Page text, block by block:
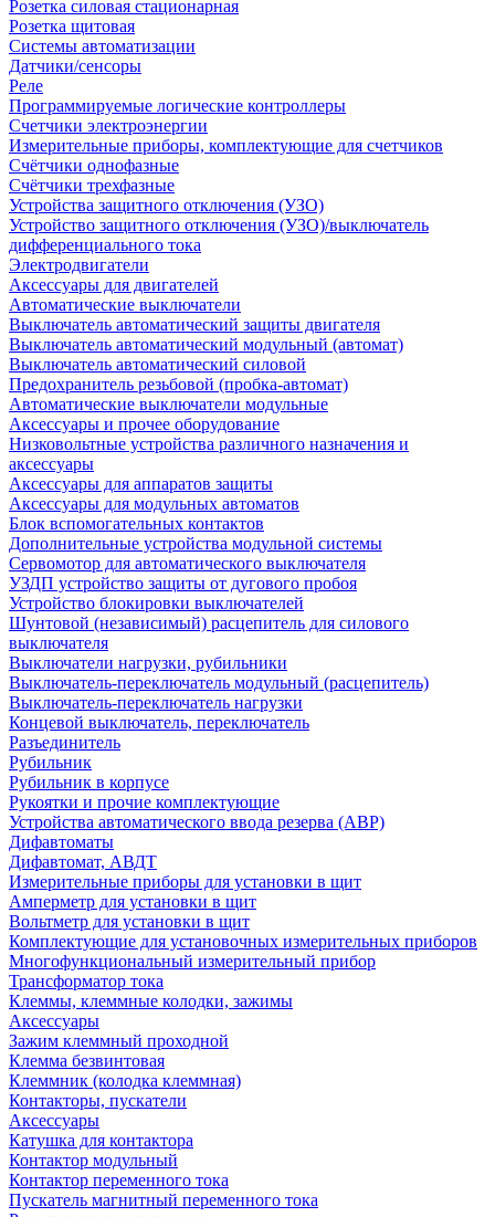
Розетка силовая стационарная
Розетка щитовая
Системы автоматизации
Датчики/сенсоры
Реле
Программируемые логические контроллеры
Счетчики электроэнергии
Измерительные приборы, комплектующие для счетчиков
Счётчики однофазные
Счётчики трехфазные
Устройства защитного отключения (УЗО)
Устройство защитного отключения (УЗО)/выключатель
дифференциального тока
Электродвигатели
Аксессуары для двигателей
Автоматические выключатели
Выключатель автоматический защиты двигателя
Выключатель автоматический модульный (автомат)
Выключатель автоматический силовой
Предохранитель резьбовой (пробка-автомат)
Автоматические выключатели модульные
Аксессуары и прочее оборудование
Низковольтные устройства различного назначения и
аксессуары
Аксессуары для аппаратов защиты
Аксессуары для модульных автоматов
Блок вспомогательных контактов
Дополнительные устройства модульной системы
Сервомотор для автоматического выключателя
УЗДП устройство защиты от дугового пробоя
Устройство блокировки выключателей
Шунтовой (независимый) расцепитель для силового
выключателя
Выключатели нагрузки, рубильники
Выключатель-переключатель модульный (расцепитель)
Выключатель-переключатель нагрузки
Концевой выключатель, переключатель
Разъединитель
Рубильник
Рубильник в корпусе
Рукоятки и прочие комплектующие
Устройства автоматического ввода резерва (АВР)
Дифавтоматы
Дифавтомат, АВДТ
Измерительные приборы для установки в щит
Амперметр для установки в щит
Вольтметр для установки в щит
Комплектующие для установочных измерительных приборов
Многофункциональный измерительный прибор
Трансформатор тока
Клеммы, клеммные колодки, зажимы
Аксессуары
Зажим клеммный проходной
Клемма безвинтовая
Клеммник (колодка клеммная)
Контакторы, пускатели
Аксессуары
Катушка для контактора
Контактор модульный
Контактор переменного тока
Пускатель магнитный переменного тока